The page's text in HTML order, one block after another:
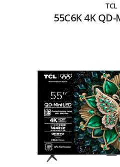
TCL
55C6K 4K